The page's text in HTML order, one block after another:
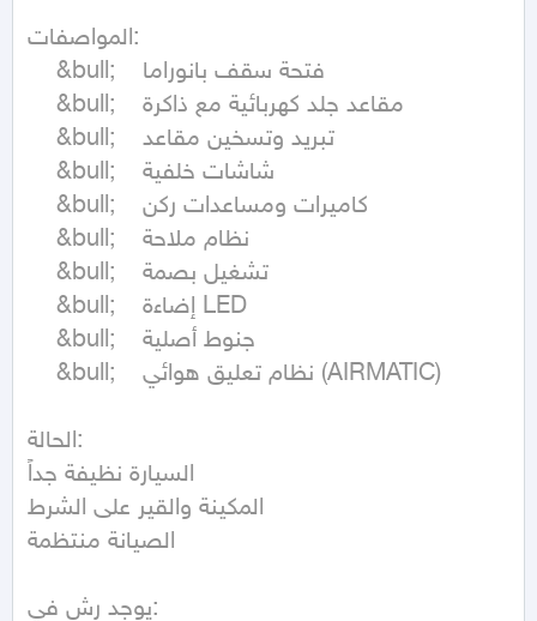
المواصفات:
الحالة:
السيارة نظيفة جداً
المكينة والقير على الشرط
الصيانة منتظمة
يوجد رش في: